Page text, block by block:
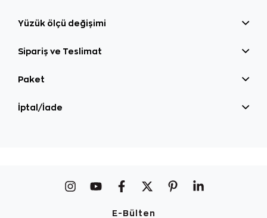
Yüzük ölçü değişimi
Sipariş ve Teslimat
Paket
İptal/İade
E-Bülten